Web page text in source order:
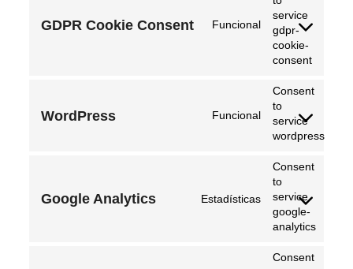
GDPR Cookie Consent Funcional
service
gdpr-
cookie-
consent
WordPress Funcional
Consent
to
service
wordpress
Google Analytics Estadísticas
Consent
to
service
google-
analytics
Consent